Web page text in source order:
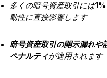
多くの暗号資産取引には
動性に直接影響します
暗号資産取引の開示漏れや
ペナルティが適用されます